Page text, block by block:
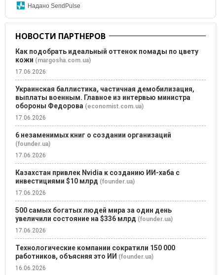
Надано SendPulse
НОВОСТИ ПАРТНЕРОВ
Как подобрать идеальный оттенок помады по цвету
кожи (margosha.com.ua)
17.06.2026
Украинская баллистика, частичная демобилизация,
выплаты военным. Главное из интервью министра
обороны Федорова (economist.com.ua)
17.06.2026
6 незаменимых книг о создании организаций
(founder.ua)
17.06.2026
Казахстан привлек Nvidia к созданию ИИ-хаба с
инвестициями $10 млрд (founder.ua)
17.06.2026
500 самых богатых людей мира за один день
увеличили состояние на $336 млрд (founder.ua)
17.06.2026
Технологические компании сократили 150 000
работников, объясняя это ИИ (founder.ua)
16.06.2026